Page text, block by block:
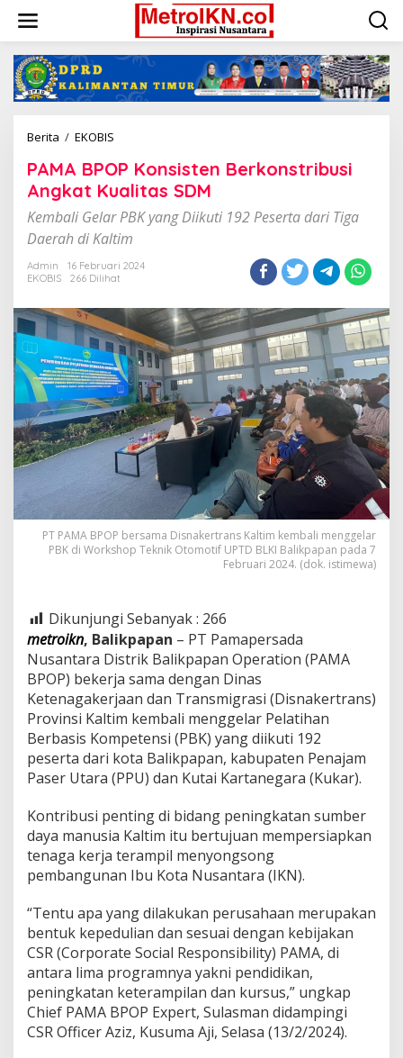
konten
Berita / EKOBIS
Konsisten
Berkonstribusi
Angkat
Kualitas
SDM
PAMA BPOP Konsisten Berkonstribusi
Angkat Kualitas SDM
Kembali Gelar PBK yang Diikuti 192 Peserta dari Tiga
Daerah di Kaltim
Admin
16 Februari 2024
EKOBIS
266 Dilihat
PT PAMA BPOP bersama Disnakertrans Kaltim kembali menggelar
PBK di Workshop Teknik Otomotif UPTD BLKI Balikpapan pada 7
Februari 2024. (dok. istimewa)
Dikunjungi Sebanyak : 266
metroikn, Balikpapan – PT Pamapersada
Nusantara Distrik Balikpapan Operation (PAMA
BPOP) bekerja sama dengan Dinas
Ketenagakerjaan dan Transmigrasi (Disnakertrans)
Provinsi Kaltim kembali menggelar Pelatihan
Berbasis Kompetensi (PBK) yang diikuti 192
peserta dari kota Balikpapan, kabupaten Penajam
Paser Utara (PPU) dan Kutai Kartanegara (Kukar).
Kontribusi penting di bidang peningkatan sumber
daya manusia Kaltim itu bertujuan mempersiapkan
tenaga kerja terampil menyongsong
pembangunan Ibu Kota Nusantara (IKN).
“Tentu apa yang dilakukan perusahaan merupakan
bentuk kepedulian dan sesuai dengan kebijakan
CSR (Corporate Social Responsibility) PAMA, di
antara lima programnya yakni pendidikan,
peningkatan keterampilan dan kursus,” ungkap
Chief PAMA BPOP Expert, Sulasman didampingi
CSR Officer Aziz, Kusuma Aji, Selasa (13/2/2024).